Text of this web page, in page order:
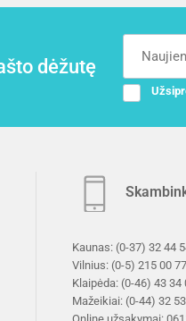
dėžutę
Kaunas: (0-37) 32 44
Vilnius: (0-5) 215 00 77
Klaipėda: (0-46) 43 34
Mažeikiai: (0-44) 32